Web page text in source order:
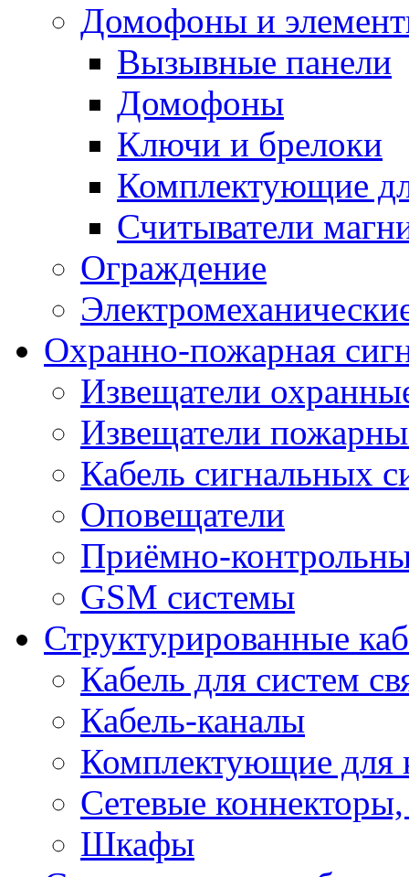
Домофоны и
Вызывные панели
Домофоны
Ключи и брелоки
Комплектующие
Считыватели
Ограждение
Охранно-пожарная
Извещатели
Извещатели
Кабель сигнальных
Оповещатели
Приёмно-
GSM системы
Структурированные
Кабель для систем
Кабель-каналы
Комплектующие для
Сетевые
Шкафы